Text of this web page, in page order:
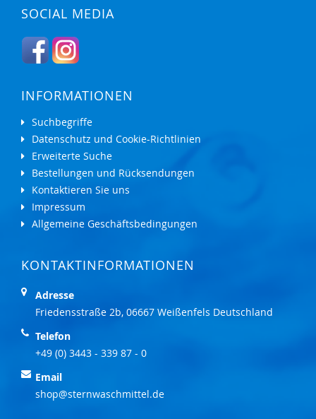
SOCIAL MEDIA
INFORMATIONEN
Suchbegriffe
Datenschutz und Cookie-Richtlinien
Erweiterte Suche
Bestellungen und Rücksendungen
Kontaktieren Sie uns
Impressum
Allgemeine Geschäftsbedingungen
KONTAKTINFORMATIONEN
Adresse
Friedensstraße 2b, 06667 Weißenfels Deutschland
Telefon
+49 (0) 3443 - 339 87 - 0
Email
shop@sternwaschmittel.de